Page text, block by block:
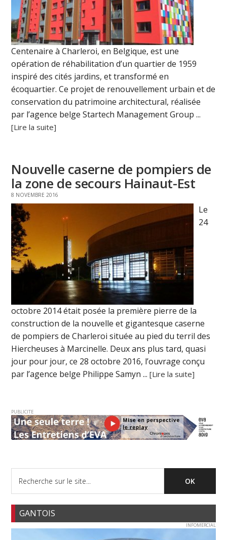
Centenaire à Charleroi, en Belgique, est une
opération de réhabilitation d’un quartier de 1959
inspiré des cités jardins, et transformé en
écoquartier. Ce projet de renouvellement urbain et de
conservation du patrimoine architectural, réalisée
par l’agence belge Startech Management Group ...
[Lire la suite]
Nouvelle caserne de pompiers de
la zone de secours Hainaut-Est
8 NOVEMBRE 2016
Le
24
octobre 2014 était posée la première pierre de la
construction de la nouvelle et gigantesque caserne
de pompiers de Charleroi située au pied du terril des
Hiercheuses à Marcinelle. Deux ans plus tard, quasi
jour pour jour, ce 28 octobre 2016, l’ouvrage conçu
par l’agence belge Philippe Samyn ...[Lire la suite]
PUBLICITE
GANTOIS
INFOMERCIAL